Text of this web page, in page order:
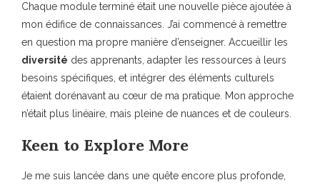
Chaque module terminé était une nouvelle pièce ajoutée à
mon édifice de connaissances. J’ai commencé à remettre
en question ma propre manière d’enseigner. Accueillir les
diversité des apprenants, adapter les ressources à leurs
besoins spécifiques, et intégrer des éléments culturels
étaient dorénavant au cœur de ma pratique. Mon approche
n’était plus linéaire, mais pleine de nuances et de couleurs.
Keen to Explore More
Je me suis lancée dans une quête encore plus profonde,